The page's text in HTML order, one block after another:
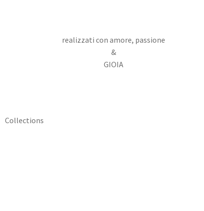
realizzati con amore, passione
&
GIOIA
Collections